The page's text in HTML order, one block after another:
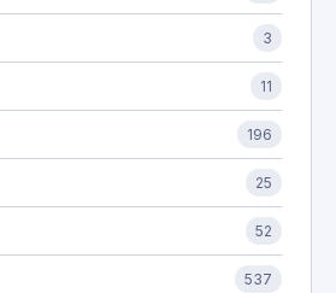
3
11
196
25
52
537